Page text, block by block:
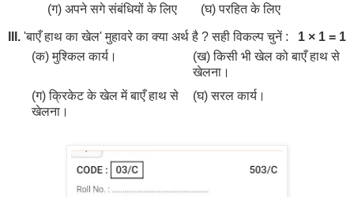
(ग) अपने सगे संबंधियों के लिए
(घ) परहित के लिए
III. 'बाएँ हाथ का खेल' मुहावरे का क्या अर्थ है ? सही विकल्प चुनें :
1 × 1 = 1
(क) मुश्किल कार्य।
(ख) किसी भी खेल को बाएँ हाथ से
खेलना।
(ग) क्रिकेट के खेल में बाएँ हाथ से
खेलना।
(घ) सरल कार्य।